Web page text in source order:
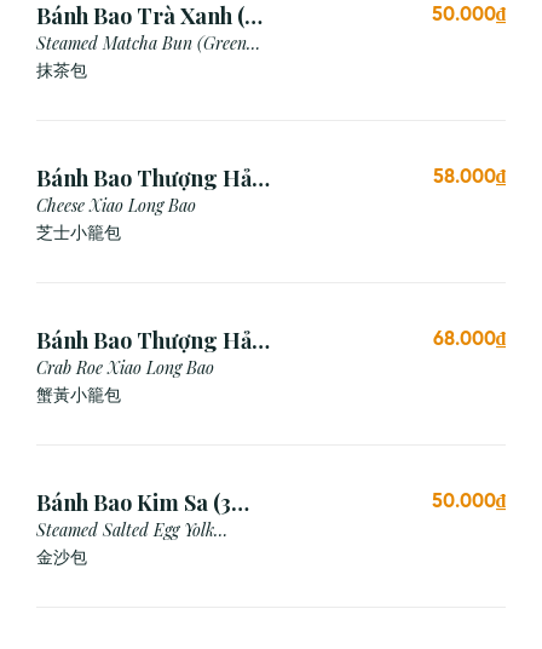
Bánh Bao Trà Xanh (3
Cái)
Steamed Matcha Bun (Green
Tea Bun)
抹茶包
50.000₫
Bánh Bao Thượng Hải
Phô Mai (3 Viên)
Cheese Xiao Long Bao
芝士小籠包
58.000₫
Bánh Bao Thượng Hải
Gạch Cua (3 Viên)
Crab Roe Xiao Long Bao
蟹黃小籠包
68.000₫
Bánh Bao Kim Sa (3
Cái)
Steamed Salted Egg Yolk
Custard Bun
金沙包
50.000₫